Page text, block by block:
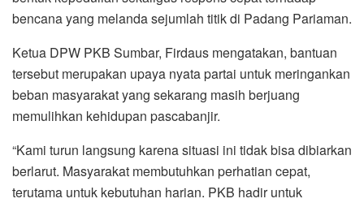
bencana yang melanda sejumlah titik di Padang Pariaman.
Ketua DPW PKB Sumbar, Firdaus mengatakan, bantuan
tersebut merupakan upaya nyata partai untuk meringankan
beban masyarakat yang sekarang masih berjuang
memulihkan kehidupan pascabanjir.
“Kami turun langsung karena situasi ini tidak bisa dibiarkan
berlarut. Masyarakat membutuhkan perhatian cepat,
terutama untuk kebutuhan harian. PKB hadir untuk